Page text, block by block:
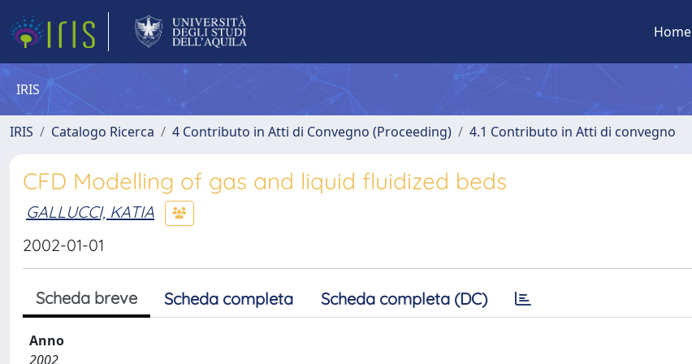
Home
IRIS
IRIS Catalogo Ricerca 4 Contributo in Atti di Convegno (Proceeding) 4.1 Contributo in Atti di convegno
CFD Modelling of gas and liquid fluidized beds
GALLUCCI, KATIA
2002-01-01
Scheda breve Scheda completa Scheda completa (DC)
Anno
2002